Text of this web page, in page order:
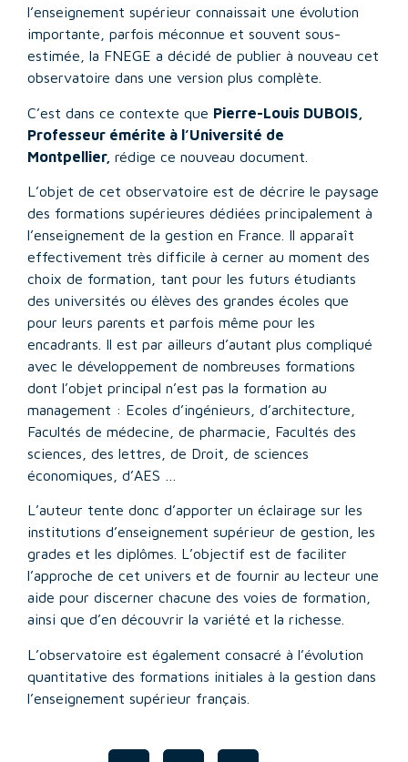
l’enseignement supérieur connaissait une évolution
importante, parfois méconnue et souvent sous-
estimée, la FNEGE a décidé de publier à nouveau cet
observatoire dans une version plus complète.
C’est dans ce contexte que Pierre-Louis DUBOIS,
Professeur émérite à l’Université de
Montpellier, rédige ce nouveau document.
L’objet de cet observatoire est de décrire le paysage
des formations supérieures dédiées principalement à
l’enseignement de la gestion en France. Il apparaît
effectivement très difficile à cerner au moment des
choix de formation, tant pour les futurs étudiants
des universités ou élèves des grandes écoles que
pour leurs parents et parfois même pour les
encadrants. Il est par ailleurs d’autant plus compliqué
avec le développement de nombreuses formations
dont l’objet principal n’est pas la formation au
management : Ecoles d’ingénieurs, d’architecture,
Facultés de médecine, de pharmacie, Facultés des
sciences, des lettres, de Droit, de sciences
économiques, d’AES …
L’auteur tente donc d’apporter un éclairage sur les
institutions d’enseignement supérieur de gestion, les
grades et les diplômes. L’objectif est de faciliter
l’approche de cet univers et de fournir au lecteur une
aide pour discerner chacune des voies de formation,
ainsi que d’en découvrir la variété et la richesse.
L’observatoire est également consacré à l’évolution
quantitative des formations initiales à la gestion dans
l’enseignement supérieur français.